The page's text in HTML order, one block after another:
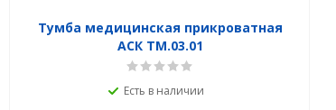
Тумба медицинская прикроватная
АСК ТМ.03.01
Есть в наличии